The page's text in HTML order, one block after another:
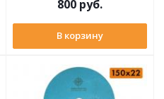
800 руб.
В корзину